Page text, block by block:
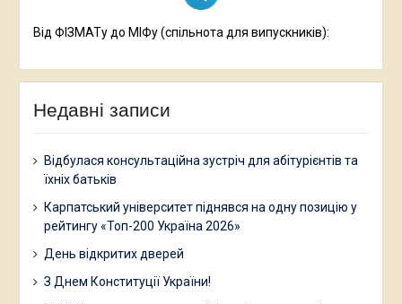
Від ФІЗМАТу до МІФу (спільнота для випускників):
Недавні записи
Відбулася консультаційна зустріч для абітурієнтів та
їхніх батьків
Карпатський університет піднявся на одну позицію у
рейтингу «Топ-200 Україна 2026»
День відкритих дверей
З Днем Конституції України!